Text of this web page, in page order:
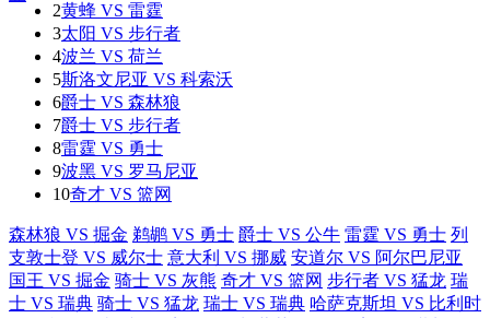
2黄蜂 VS 雷霆
3太阳 VS 步行者
4波兰 VS 荷兰
5斯洛文尼亚 VS 科索沃
6爵士 VS 森林狼
7爵士 VS 步行者
8雷霆 VS 勇士
9波黑 VS 罗马尼亚
10奇才 VS 篮网
森林狼 VS 掘金 鹈鹕 VS 勇士 爵士 VS 公牛 雷霆 VS 勇士 列
支敦士登 VS 威尔士 意大利 VS 挪威 安道尔 VS 阿尔巴尼亚
国王 VS 掘金 骑士 VS 灰熊 奇才 VS 篮网 步行者 VS 猛龙 瑞
士 VS 瑞典 骑士 VS 猛龙 瑞士 VS 瑞典 哈萨克斯坦 VS 比利时